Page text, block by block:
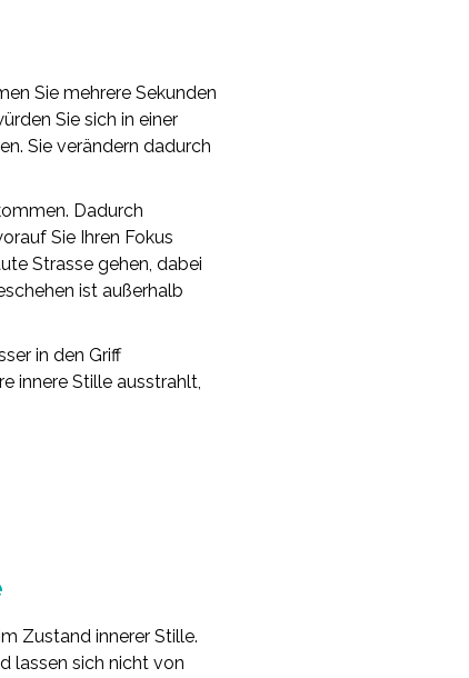
Sie mehrere Sekunden
Sie sich in einer
Sie verändern dadurch
Dadurch
Sie Ihren Fokus
Strasse gehen, dabei
ist außerhalb
in den Griff
innere Stille ausstrahlt,
Zustand innerer Stille.
lassen sich nicht von